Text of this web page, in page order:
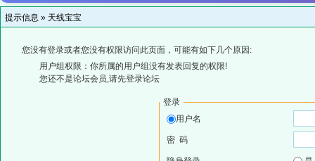
提示信息 » 天线宝宝
您没有登录或者您没有权限访问此页面，可能有如下几个原因:
用户组权限：你所属的用户组没有发表回复的权限!
您还不是论坛会员,请先登录论坛
登录
用户名
密 码